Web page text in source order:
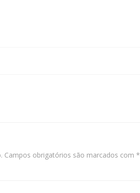
Campos obrigatórios são marcados com *